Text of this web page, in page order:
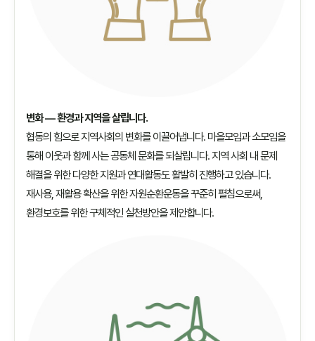
변화 — 환경과 지역을 살립니다.
협동의 힘으로 지역사회의 변화를 이끌어냅니다. 마을모임과 소모임을
통해 이웃과 함께 사는 공동체 문화를 되살립니다. 지역 사회 내 문제
해결을 위한 다양한 지원과 연대활동도 활발히 진행하고 있습니다.
재사용, 재활용 확산을 위한 자원순환운동을 꾸준히 펼침으로써,
환경보호를 위한 구체적인 실천방안을 제안합니다.